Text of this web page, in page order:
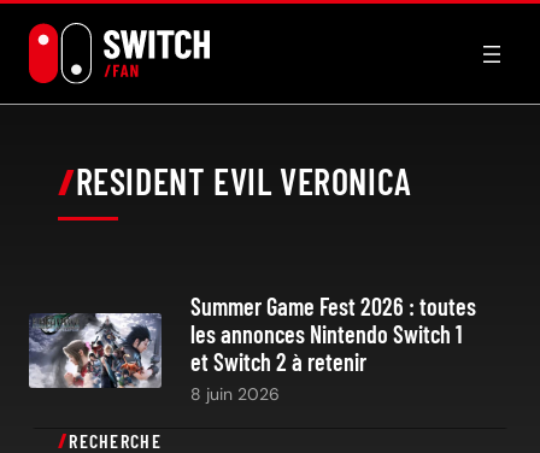
contenu
RESIDENT EVIL VERONICA
Summer Game Fest 2026 : toutes
les annonces Nintendo Switch 1
et Switch 2 à retenir
8 juin 2026
RECHERCHE